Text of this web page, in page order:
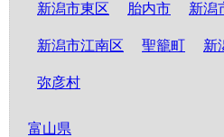
新潟市東区 胎内市 新潟
新潟市江南区 聖籠町 新
弥彦村
富山県